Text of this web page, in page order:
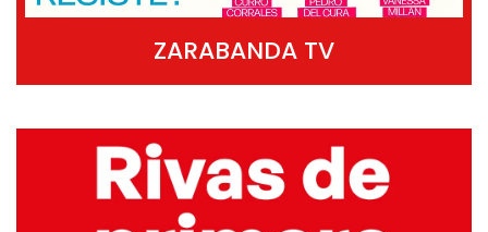
ZARABANDA TV